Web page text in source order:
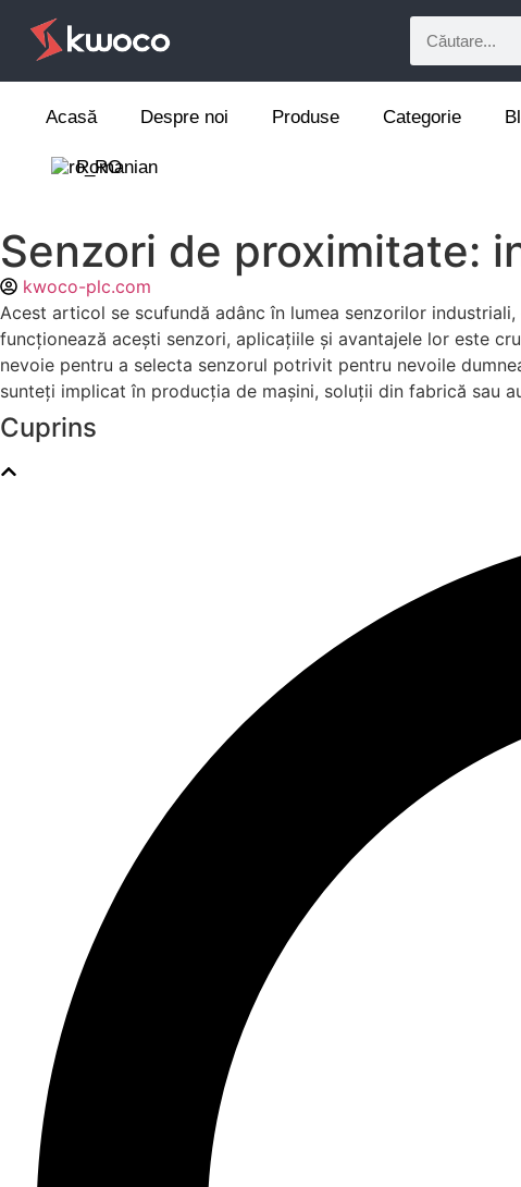
Acasă Despre noi Produse Categorie
Romanian
Senzori de proximitate:
kwoco-plc.com
Acest articol se scufundă adânc în lumea senzorilor
funcționează acești senzori, aplicațiile și avantajele lor este
nevoie pentru a selecta senzorul potrivit pentru nevoile
sunteți implicat în producția de mașini, soluții din fabrică sau
Cuprins